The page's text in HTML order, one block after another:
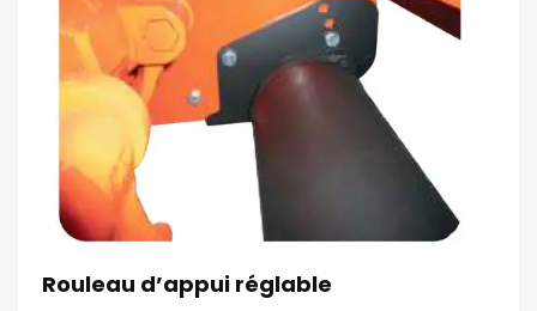
Rouleau d’appui réglable